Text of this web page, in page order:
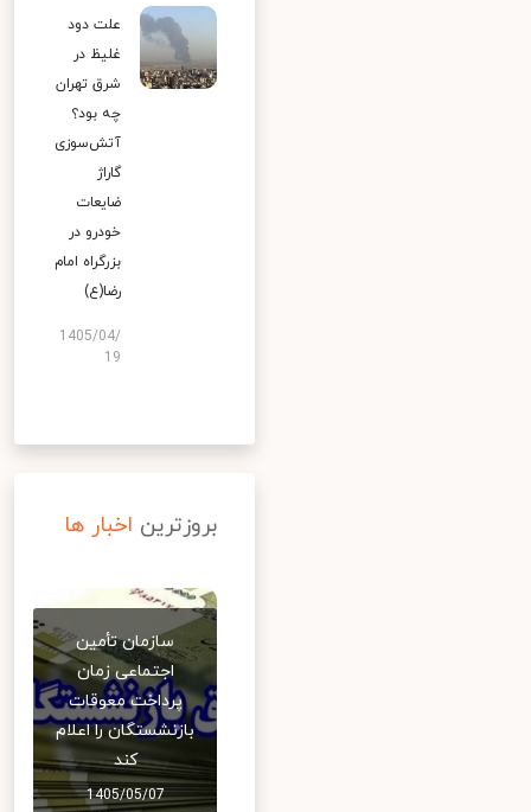
علت دود
غلیظ در
شرق تهران
چه بود؟
آتش‌سوزی
گاراژ
ضایعات
خودرو در
بزرگراه امام
رضا(ع)
1405/04/
19
بروزترین اخبار ها
سازمان تأمین
اجتماعی زمان
پرداخت معوقات
بازنشستگان را اعلام
کند
1405/05/07